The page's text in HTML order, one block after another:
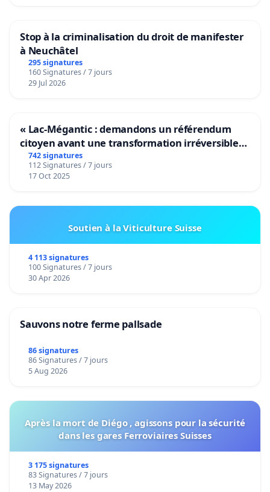
Stop à la criminalisation du droit de manifester
à Neuchâtel
295 signatures
160 Signatures / 7 jours
29 Jul 2026
« Lac-Mégantic : demandons un référendum
citoyen avant une transformation irréversible
de notre territoire »
742 signatures
112 Signatures / 7 jours
17 Oct 2025
Soutien à la Viticulture Suisse
4 113 signatures
100 Signatures / 7 jours
30 Apr 2026
Sauvons notre ferme pallsade
86 signatures
86 Signatures / 7 jours
5 Aug 2026
Après la mort de Diégo , agissons pour la sécurité
dans les gares Ferroviaires Suisses
3 175 signatures
83 Signatures / 7 jours
13 May 2026